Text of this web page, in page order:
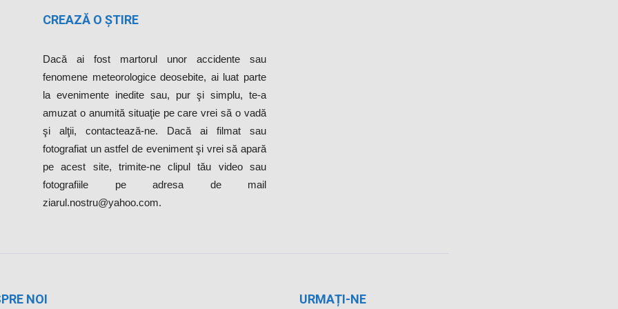
CREAZĂ O ȘTIRE
Dacă ai fost martorul unor accidente sau
fenomene meteorologice deosebite, ai luat parte
la evenimente inedite sau, pur şi simplu, te-a
amuzat o anumită situaţie pe care vrei să o vadă
şi alţii, contactează-ne. Dacă ai filmat sau
fotografiat un astfel de eveniment şi vrei să apară
pe acest site, trimite-ne clipul tău video sau
fotografiile pe adresa de mail
ziarul.nostru@yahoo.com.
NOI URMAȚI-NE